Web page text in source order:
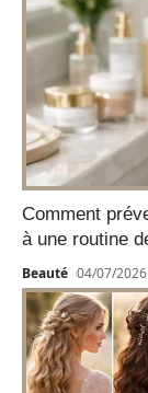
Comment
à une routine
Beauté 04/07/2026